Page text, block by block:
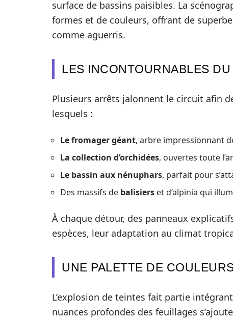
surface de bassins paisibles. La
formes et de couleurs, offrant de
comme aguerris.
LES INCONTOURNABLES
Plusieurs arrêts jalonnent le circuit afin
lesquels :
Le fromager géant, arbre impressionnant
La collection d’orchidées, ouvertes toute
Le bassin aux nénuphars, parfait pour
Des massifs de balisiers et d’alpinia qui
À chaque détour, des panneaux
espèces, leur adaptation au climat
UNE PALETTE DE
L’explosion de teintes fait partie
nuances profondes des feuillages